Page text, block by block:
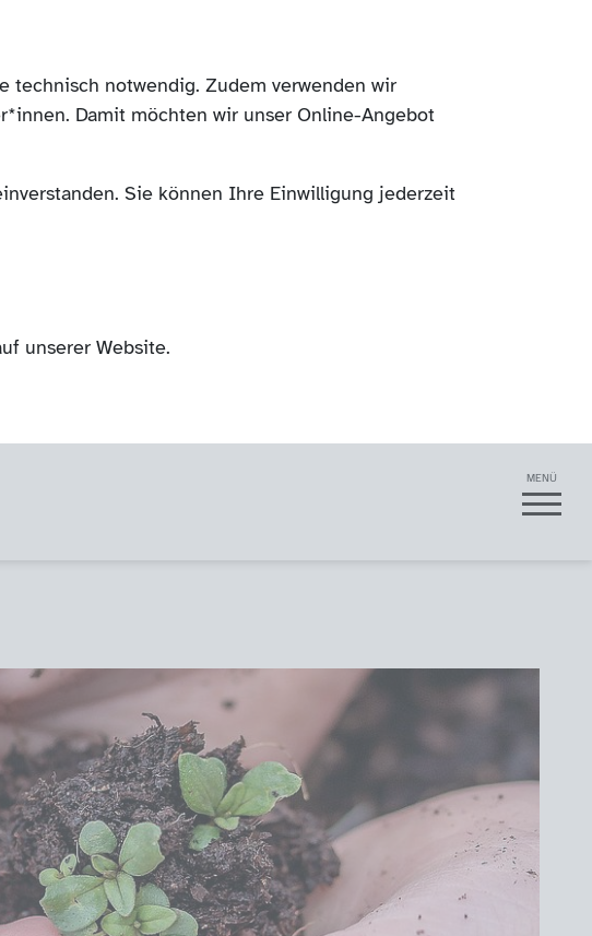
technisch notwendig. Zudem verwenden wir
Damit möchten wir unser Online-Angebot
Sie können Ihre Einwilligung jederzeit
unserer Website.
MENÜ